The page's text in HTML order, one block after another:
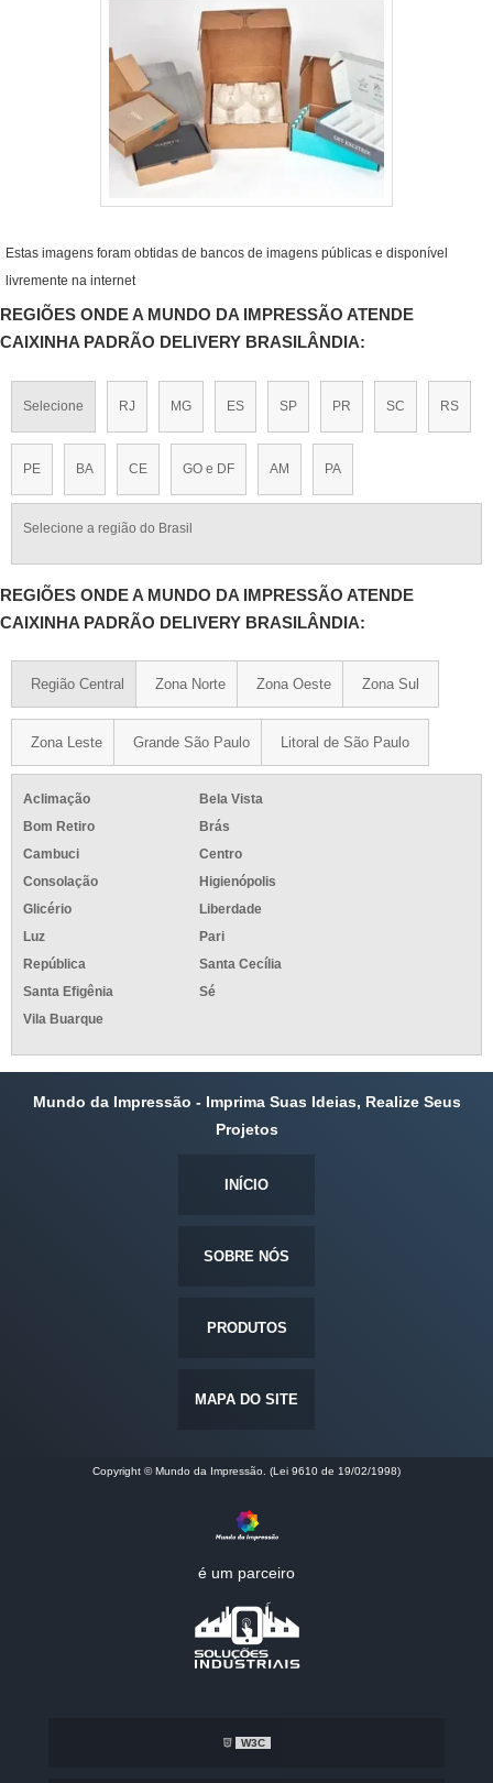
Estas imagens foram obtidas de bancos de imagens públicas e disponível
livremente na internet
REGIÕES ONDE A MUNDO DA IMPRESSÃO ATENDE
CAIXINHA PADRÃO DELIVERY BRASILÂNDIA:
Selecione RJ MG ES SP PR SC RS
PE BA CE GO e DF AM PA
Selecione a região do Brasil
REGIÕES ONDE A MUNDO DA IMPRESSÃO ATENDE
CAIXINHA PADRÃO DELIVERY BRASILÂNDIA:
Região Central Zona Norte Zona Oeste Zona Sul
Zona Leste Grande São Paulo Litoral de São Paulo
Aclimação
Bela Vista
Bom Retiro
Brás
Cambuci
Centro
Consolação
Higienópolis
Glicério
Liberdade
Luz
Pari
República
Santa Cecília
Santa Efigênia
Sé
Vila Buarque
Mundo da Impressão - Imprima Suas Ideias, Realize Seus
Projetos
INÍCIO
SOBRE NÓS
PRODUTOS
MAPA DO SITE
Copyright © Mundo da Impressão. (Lei 9610 de 19/02/1998)
é um parceiro
W3C